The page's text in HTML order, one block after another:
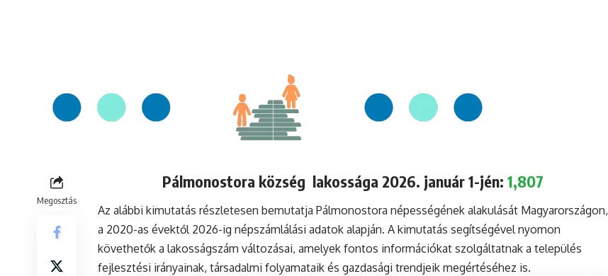
Megosztás
Pálmonostora község lakossága 2026. január 1-jén:1,807
Az alábbi kimutatás részletesen bemutatja Pálmonostora népességének alakulását Magyarországon,
a 2020-as évektől 2026-ig népszámlálási adatok alapján. A kimutatás segítségével nyomon
követhetők a lakosságszám változásai, amelyek fontos információkat szolgáltatnak a település
fejlesztési irányainak, társadalmi folyamataik és gazdasági trendjeik megértéséhez is.